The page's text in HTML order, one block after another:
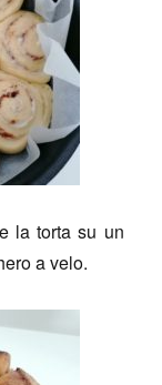
la torta su un
a velo.